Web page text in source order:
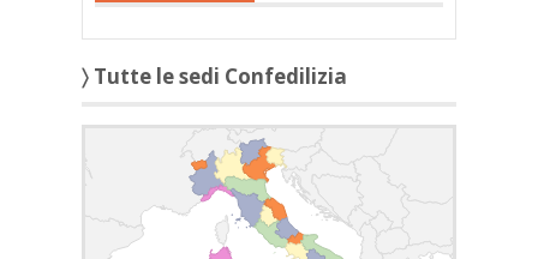
〉 Tutte le sedi Confedilizia